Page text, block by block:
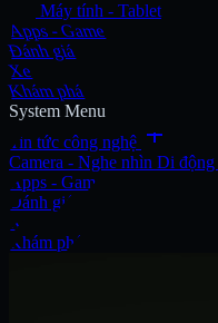
Máy tính - Tablet
Apps - Game
Đánh giá
Xe
Khám phá
System Menu
Tin tức công nghệ add
Camera - Nghe nhìn Di động
Apps - Game
Đánh giá
Xe
Khám phá